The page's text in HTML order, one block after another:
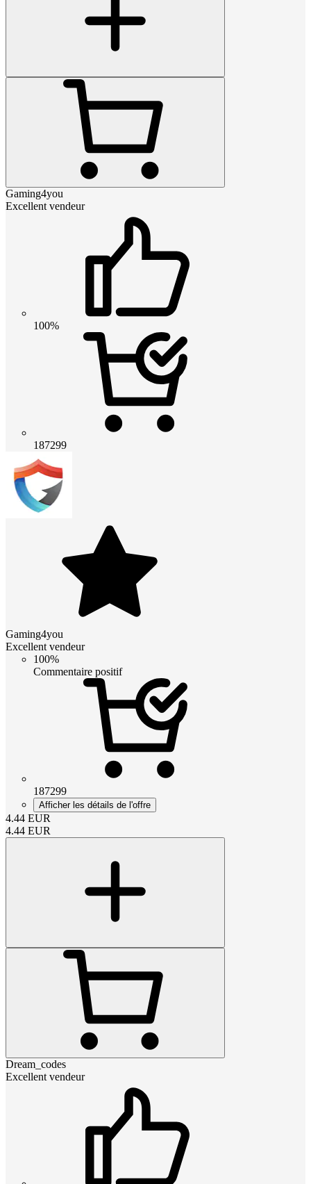
Gaming4you
Excellent vendeur
100%
187299
Gaming4you
Excellent vendeur
100%
Commentaire positif
187299
Afficher les détails de l'offre
4.44 EUR
4.44 EUR
Dream_codes
Excellent vendeur